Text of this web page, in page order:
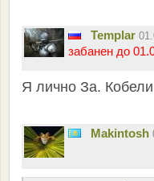
Templar
забанен до
Я лично За.
Makintosh